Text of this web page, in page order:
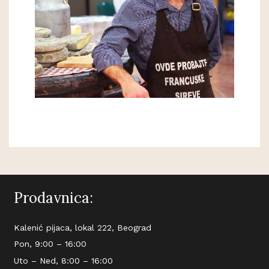
Prodavnica:
Kalenić pijaca, lokal 222, Beograd
Pon, 9:00 – 16:00
Uto – Ned, 8:00 – 16:00